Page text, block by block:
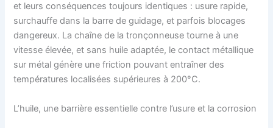
et leurs conséquences toujours identiques : usure rapide,
surchauffe dans la barre de guidage, et parfois blocages
dangereux. La chaîne de la tronçonneuse tourne à une
vitesse élevée, et sans huile adaptée, le contact métallique
sur métal génère une friction pouvant entraîner des
températures localisées supérieures à 200°C.
L’huile, une barrière essentielle contre l’usure et la corrosion